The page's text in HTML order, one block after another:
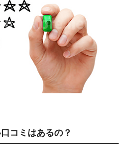
コミはあるの？